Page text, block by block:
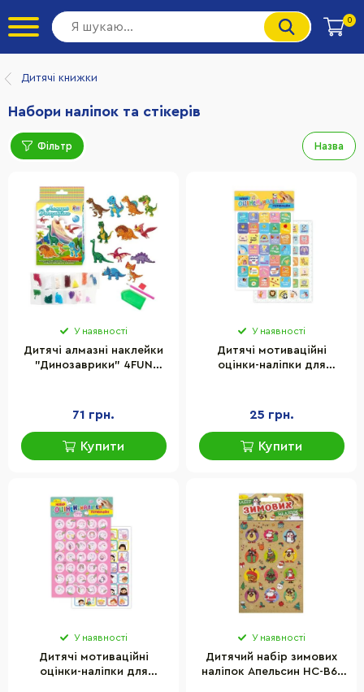
0
Дитячі книжки
Набори наліпок та стікерів
Фільтр Назва
У наявності
Дитячі алмазні наклейки
"Динозаврики" 4FUN
71 грн.
Купити
У наявності
Дитячі мотиваційні
оцінки-наліпки для
25 грн.
Купити
У наявності
Дитячі мотиваційні
оцінки-наліпки для
У наявності
Дитячий набір зимових
наліпок Апельсин НС-В6-